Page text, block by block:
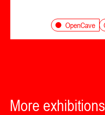
OpenCave
More